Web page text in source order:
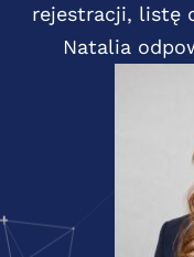
rejestracji, listę
Natalia